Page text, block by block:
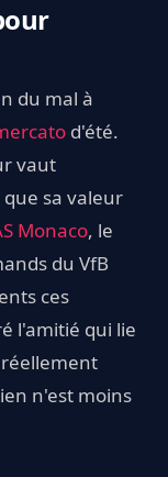
du mal à
d'été.
vaut
sa valeur
Monaco, le
du VfB
ces
l'amitié qui lie
n'est moins